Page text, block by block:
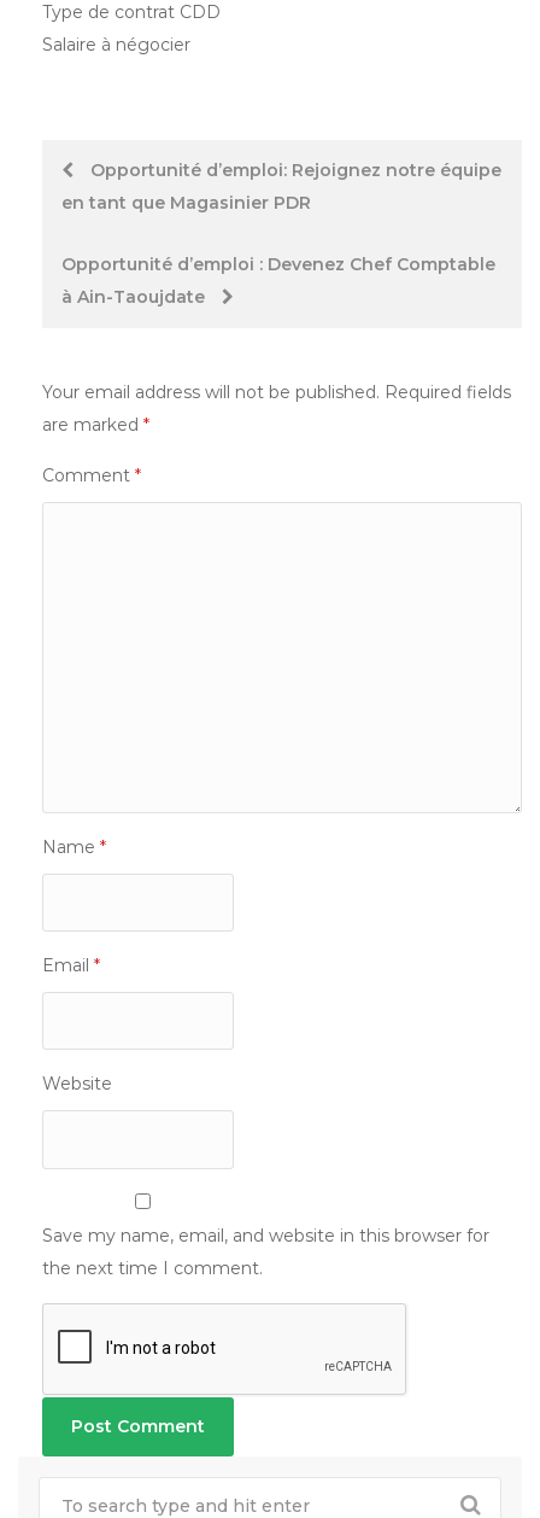
Type de contrat CDD
Salaire à négocier
PostOpportunité d’emploi: Rejoignez notre équipe
en tant que Magasinier PDR
Opportunité d’emploi : Devenez Chef Comptable
à Ain-Taoujdate
Your email address will not be published. Required fields
are marked *
Comment *
Name *
Email *
Website
Save my name, email, and website in this browser for
the next time I comment.